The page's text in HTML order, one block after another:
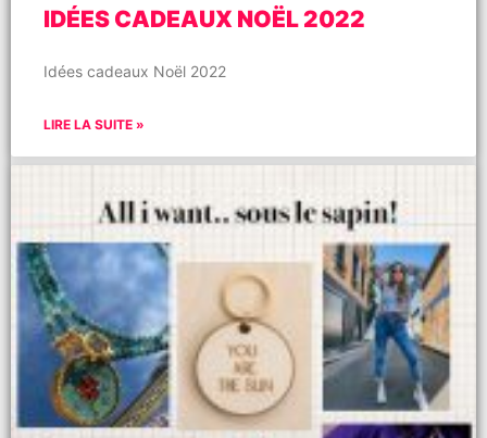
IDÉES CADEAUX NOËL 2022
Idées cadeaux Noël 2022
LIRE LA SUITE »